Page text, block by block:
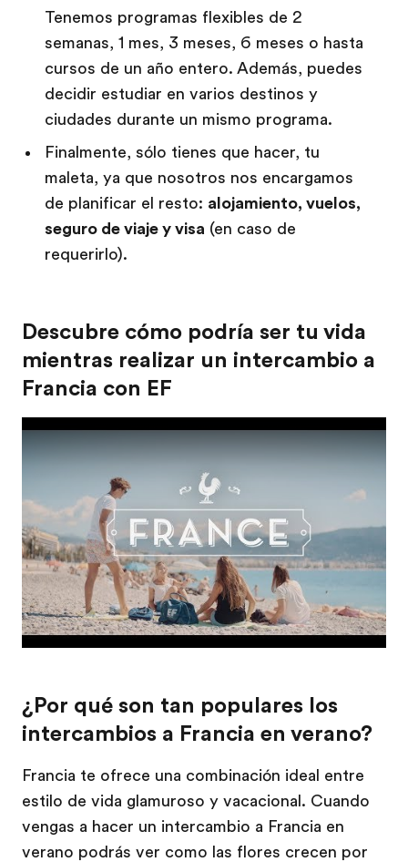
Tenemos programas flexibles de 2
semanas, 1 mes, 3 meses, 6 meses o hasta
cursos de un año entero. Además, puedes
decidir estudiar en varios destinos y
ciudades durante un mismo programa.
Finalmente, sólo tienes que hacer, tu
maleta, ya que nosotros nos encargamos
de planificar el resto: alojamiento, vuelos,
seguro de viaje y visa (en caso de
requerirlo).
Descubre cómo podría ser tu vida
mientras realizar un intercambio a
Francia con EF
Play
¿Por qué son tan populares los
intercambios a Francia en verano?
Francia te ofrece una combinación ideal entre
estilo de vida glamuroso y vacacional. Cuando
vengas a hacer un intercambio a Francia en
verano podrás ver como las flores crecen por